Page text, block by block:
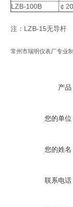
LZB-100B
￠
注：LZB-15无导杆
常州市瑞明仪表厂专业
产品
您的单位
您的姓名
联系电话